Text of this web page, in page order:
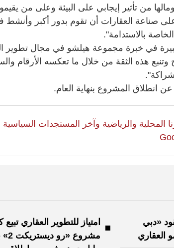
ومالها من تأثير إيجابي على البيئة وعلى من
على صناعة العقارات أن تقوم بدور أكبر
بالاستدامة".
في خبرة مجموعة هيلشو في مجال تطوير
وتنبع هذه الثقة من خلال ما تعكسه الأرقام
انطلاق المشروع بنهاية العام.
المحلية والرياضية وآخر المستجدات السياسية
«دبي
العقاري
امتياز للتطوير العقاري تبيع